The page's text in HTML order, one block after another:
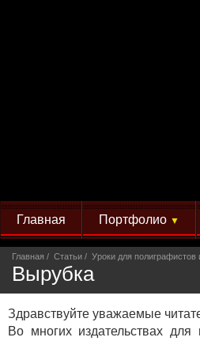
Главная Портфолио ▼
Главная Статьи Уроки для полиграфистов
Вырубка
Здравствуйте уважаемые
Во многих издательствах